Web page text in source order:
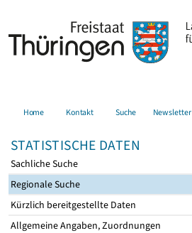
Home Kontakt Suche Newsletter
STATISTISCHE DATEN
Sachliche Suche
Regionale Suche
Kürzlich bereitgestellte Daten
Allgemeine Angaben, Zuordnungen